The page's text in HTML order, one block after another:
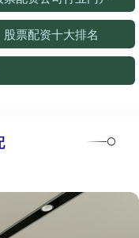
股票配资十大排名